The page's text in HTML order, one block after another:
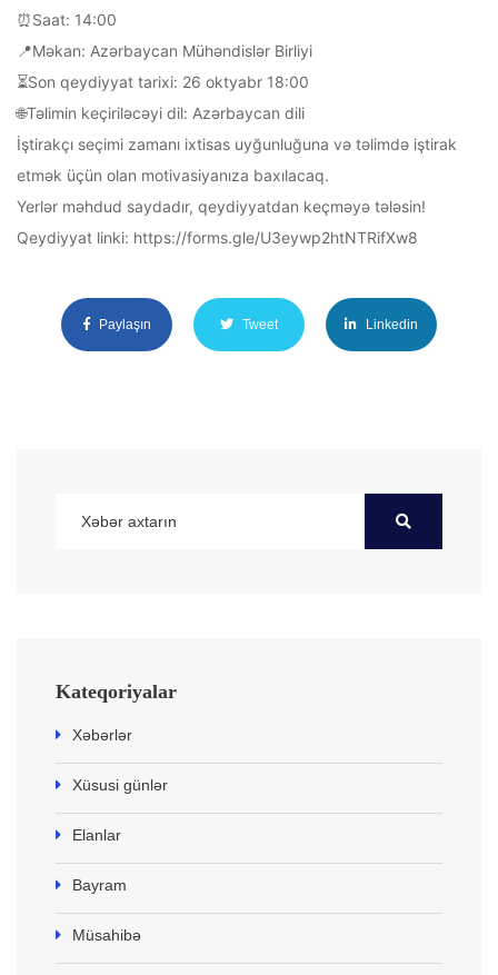
⏰️Saat: 14:00
📍Məkan: Azərbaycan Mühəndislər Birliyi
⏳️Son qeydiyyat tarixi: 26 oktyabr 18:00
🌐Təlimin keçiriləcəyi dil: Azərbaycan dili
İştirakçı seçimi zamanı ixtisas uyğunluğuna və təlimdə iştirak
etmək üçün olan motivasiyanıza baxılacaq.
Yerlər məhdud saydadır, qeydiyyatdan keçməyə tələsin!
Qeydiyyat linki: https://forms.gle/U3eywp2htNTRifXw8
Paylaşın Tweet Linkedin
Kateqoriyalar
Xəbərlər
Xüsusi günlər
Elanlar
Bayram
Müsahibə